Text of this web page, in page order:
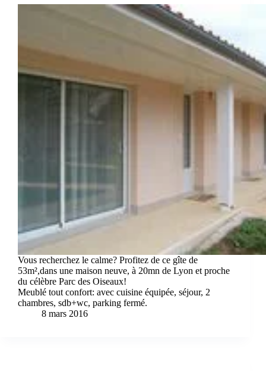
Vous recherchez le calme? Profitez de ce gîte de
53m²,dans une maison neuve, à 20mn de Lyon et proche
du célèbre Parc des Oiseaux!
Meublé tout confort: avec cuisine équipée, séjour, 2
chambres, sdb+wc, parking fermé.
8 mars 2016